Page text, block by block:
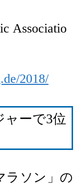
Associatio
2018/
ャーで3位
ラソン」の